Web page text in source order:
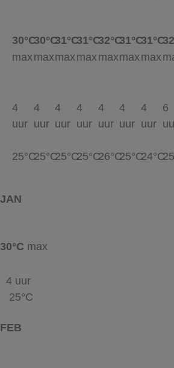
30°C
max
4
uur
25°C
30°C
max
4
uur
25°C
31°C
max
4
uur
25°C
31°C
max
4
uur
25°C
32°C
max
4
uur
26°C
31°C
max
4
uur
25°C
31°C
max
4
uur
24°C
6
JAN
30°C max
4 uur
25°C
FEB